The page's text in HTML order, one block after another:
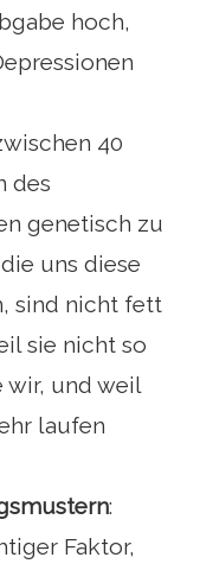
hoch,
40
des
genetisch zu
uns diese
sind nicht fett
sie nicht so
wir, und weil
laufen
:
Faktor,